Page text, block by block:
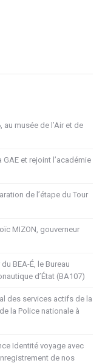
musée de l’Air et de
et rejoint l’académie
de l’étape du Tour
MIZON, gouverneur
BEA-É, le Bureau
d’État (BA107)
des services actifs de la
la Police nationale à
Identité voyage avec
de nos